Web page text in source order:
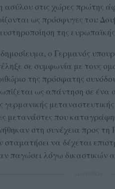
ασύλου στις χώρες πρώτης
ως πρόσφυγες του
της
ο Γερμανός
σε συμφωνία με τους
της πρόσφατης
ως απάντηση σε
μετανάστες που
στη συνέχεια προς τη
σταματήσει να δέχεται
παγώσει λόγω δικαστικών